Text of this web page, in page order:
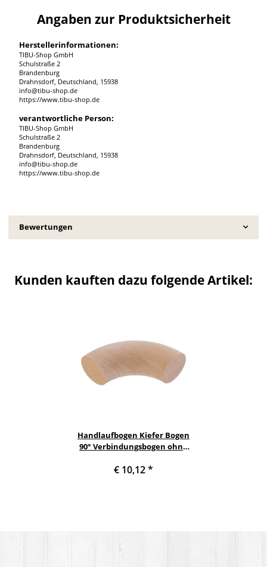
Angaben zur Produktsicherheit
Herstellerinformationen:
TIBU-Shop GmbH
Schulstraße 2
Brandenburg
Drahnsdorf, Deutschland, 15938
info@tibu-shop.de
https://www.tibu-shop.de
verantwortliche Person:
TIBU-Shop GmbH
Schulstraße 2
Brandenburg
Drahnsdorf, Deutschland, 15938
info@tibu-shop.de
https://www.tibu-shop.de
Bewertungen
Kunden kauften dazu folgende Artikel:
Handlaufbogen Kiefer Bogen
90° Verbindungsbogen ohne
€ 10,12*